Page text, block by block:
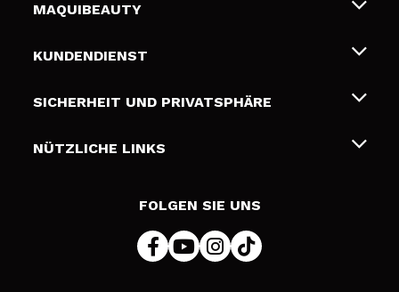
MAQUIBEAUTY
Über uns
Geschenkkarten
KUNDENDIENST
Liefer- und Versandkosten
Zahlung
SICHERHEIT UND PRIVATSPHÄRE
Bedingungen und Datenschutz
NÜTZLICHE LINKS
FOLGEN SIE UNS